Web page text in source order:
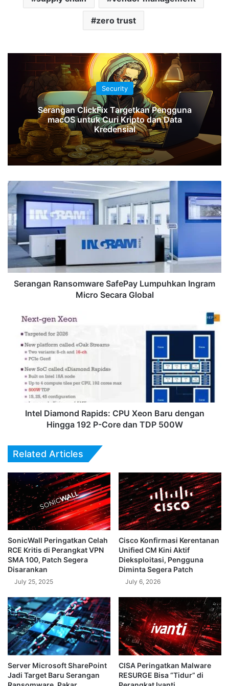
zero trust
Security
Serangan ClickFix Targetkan Pengguna
macOS untuk Curi Kripto dan Data
Kredensial
Serangan
Ransomware
SafePay
Lumpuhkan
Ingram
Micro
Secara
Global
Serangan Ransomware SafePay Lumpuhkan Ingram
Micro Secara Global
Rapids:
CPU
Baru
dengan
Hingga
TDP
500W
Intel Diamond Rapids: CPU Xeon Baru dengan
Hingga 192 P-Core dan TDP 500W
Related Articles
SonicWall Peringatkan Celah
RCE Kritis di Perangkat VPN
SMA 100, Patch Segera
Disarankan
July 25, 2025
Cisco Konfirmasi Kerentanan
Unified CM Kini Aktif
Dieksploitasi, Pengguna
Diminta Segera Patch
July 6, 2026
Server Microsoft SharePoint
Jadi Target Baru Serangan
CISA Peringatkan Malware
RESURGE Bisa “Tidur” di